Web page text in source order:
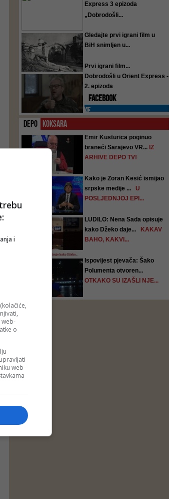
Express 3 epizoda
„Dobrodošli...
Gledajte prvi igrani film u
BiH snimljen u...
Prvi igrani film...
Dobrodošli u Orient Express -
2. epizoda
FACEBOOK
PREPORUKE
DEPO KOKSARA
Emir Kusturica poginuo
braneći Sarajevo VR... IZ
ARHIVE DEPO TV!
Kako je Zoran Kesić ismijao
srpske medije ...
U
POSLJEDNJOJ EPI...
LUDILO: Nena Sada opisuje
kako Džeko daje...
KAKAV
BAHO, KAKVI...
Ispovijest pjevača: Šako
Polumenta otvoren...
OTKAKO SU IZAŠLI NJE...
i
o
web-